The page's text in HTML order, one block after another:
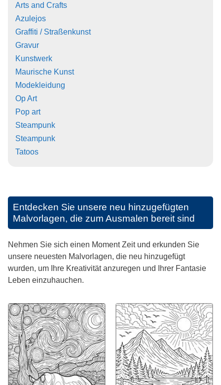
Arts and Crafts
Azulejos
Graffiti / Straßenkunst
Gravur
Kunstwerk
Maurische Kunst
Modekleidung
Op Art
Pop art
Steampunk
Steampunk
Tatoos
Entdecken Sie unsere neu hinzugefügten
Malvorlagen, die zum Ausmalen bereit sind
Nehmen Sie sich einen Moment Zeit und erkunden Sie
unsere neuesten Malvorlagen, die neu hinzugefügt
wurden, um Ihre Kreativität anzuregen und Ihrer Fantasie
Leben einzuhauchen.